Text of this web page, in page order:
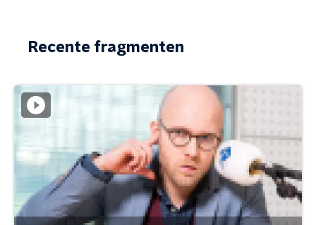
Recente fragmenten